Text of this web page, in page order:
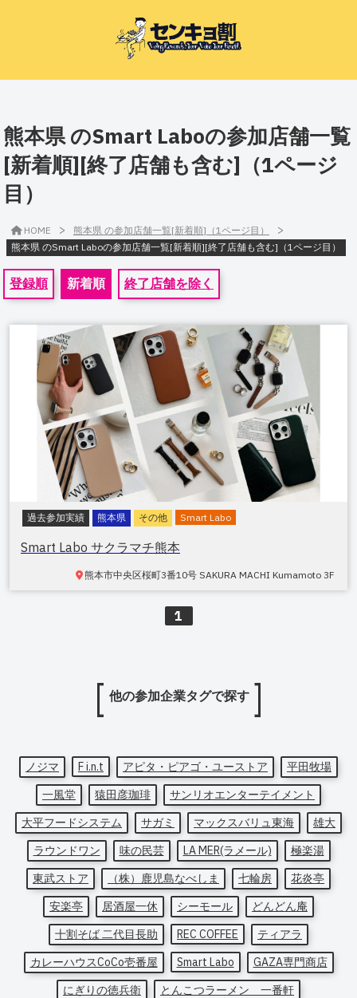
熊本県 のSmart Laboの参加店舗一覧
[新着順][終了店舗も含む]（1ページ
目）
HOME > 熊本県 の参加店舗一覧[新着順]（1ページ目） >
熊本県 のSmart Laboの参加店舗一覧[新着順][終了店舗も含む]（1ページ目）
登録順 新着順 終了店舗を除く
過去参加実績 熊本県 その他 Smart Labo
Smart Labo サクラマチ熊本
熊本市中央区桜町3番10号 SAKURA MACHI Kumamoto 3F
1
他の参加企業タグで探す
ノジマ F i.n.t アピタ・ピアゴ・ユーストア
平田牧場
一風堂
猿田彦珈琲
サンリオエンターテイメント
大平フードシステム
サガミ マックスバリュ東海
雄大
ラウンドワン
味の民芸 LA MER(ラメール)
極楽湯
東武ストア
（株）鹿児島なべしま 七輪房
花炎亭
安楽亭
居酒屋一休 シーモール
どんどん庵
十割そば 二代目長助
REC COFFEE
ティアラ
カレーハウスCoCo壱番屋
Smart Labo
GAZA専門商店
にぎりの徳兵衛
とんこつラーメン 一番軒